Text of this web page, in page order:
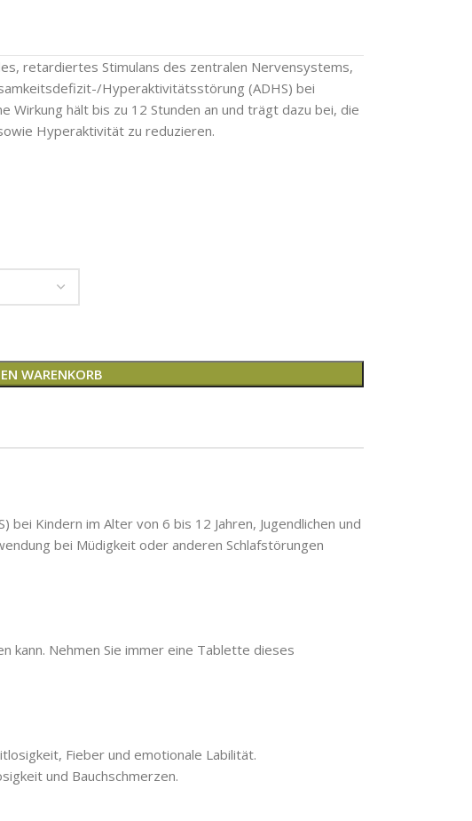
retardiertes Stimulans des zentralen Nervensystems,
Hyperaktivitätsstörung (ADHS) bei
Wirkung hält bis zu 12 Stunden an und trägt dazu bei, die
Hyperaktivität zu reduzieren.
WARENKORB
Kindern im Alter von 6 bis 12 Jahren, Jugendlichen und
bei Müdigkeit oder anderen Schlafstörungen
kann. Nehmen Sie immer eine Tablette dieses
Fieber und emotionale Labilität.
und Bauchschmerzen.